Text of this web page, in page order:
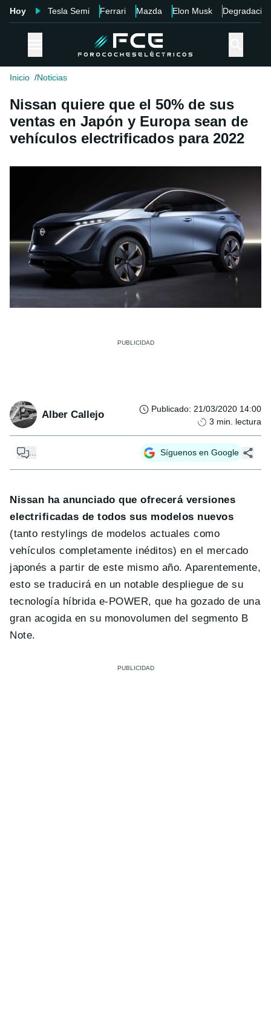
Hoy Tesla Semi Ferrari Mazda Elon Musk Degradación
Inicio Noticias
Nissan quiere que el 50% de sus
ventas en Japón y Europa sean de
vehículos electrificados para 2022
Alber Callejo Publicado: 21/03/2020 14:00
3 min. lectura
... Síguenos en Google
Nissan ha anunciado que ofrecerá versiones
electrificadas de todos sus modelos nuevos
(tanto restylings de modelos actuales como
vehículos completamente inéditos) en el mercado
japonés a partir de este mismo año. Aparentemente,
esto se traducirá en un notable despliegue de su
tecnología híbrida e-POWER, que ha gozado de una
gran acogida en su monovolumen del segmento B
Note.